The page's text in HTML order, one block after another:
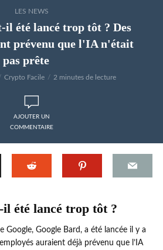
LES NEWS
il été lancé trop tôt ? Des
prévenu que l'IA n'était
pas prête
Crypto Facile 2 minutes de lecture
AJOUTER UN
COMMENTAIRE
été lancé trop tôt ?
Google, Google Bard, a été lancée il y a
auraient déjà prévenu que l’IA